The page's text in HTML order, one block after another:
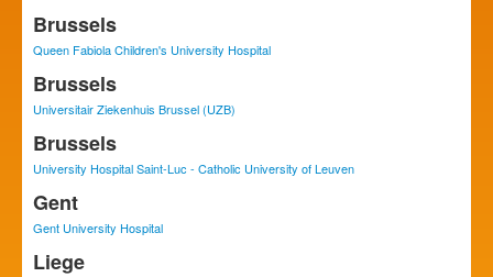
Brussels
Queen Fabiola Children's University Hospital
Brussels
Universitair Ziekenhuis Brussel (UZB)
Brussels
University Hospital Saint-Luc - Catholic University of Leuven
Gent
Gent University Hospital
Liege